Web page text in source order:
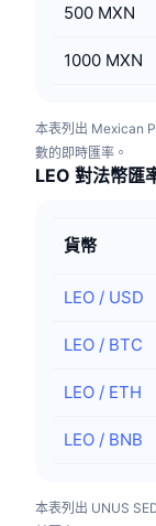
500 MXN
1000 MXN
本表列出 Mexican
數的即時匯率。
LEO 對法幣匯
貨幣
LEO / USD
LEO / BTC
LEO / ETH
LEO / BNB
本表列出 UNUS